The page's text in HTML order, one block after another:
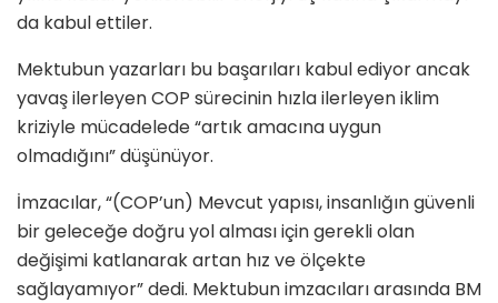
da kabul ettiler.
Mektubun yazarları bu başarıları kabul ediyor ancak
yavaş ilerleyen COP sürecinin hızla ilerleyen iklim
kriziyle mücadelede “artık amacına uygun
olmadığını” düşünüyor.
İmzacılar, “(COP’un) Mevcut yapısı, insanlığın güvenli
bir geleceğe doğru yol alması için gerekli olan
değişimi katlanarak artan hız ve ölçekte
sağlayamıyor” dedi. Mektubun imzacıları arasında BM